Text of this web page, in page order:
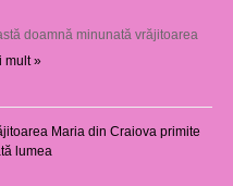
doamnă minunată vrăjitoarea
mult »
Maria din Craiova primite
lumea